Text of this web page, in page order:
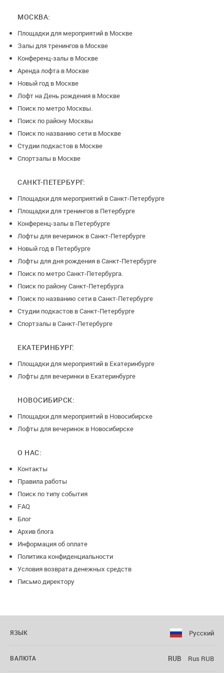
предоплата не возвращается.
МОСКВА:
Площадки для мероприятий в Москве
Залы для тренингов в Москве
Конференц-залы в Москве
Аренда лофта в Москве
Новый год в Москве
Лофт на День рождения в Москве
Поиск по метро Москвы.
Поиск по району Москвы
Поиск по названию сети в Москве
Студии подкастов в Москве
Спортзалы в Москве
САНКТ-ПЕТЕРБУРГ:
Площадки для мероприятий в Санкт-Петербурге
Площадки для тренингов в Петербурге
Конференц-залы в Петербурге
Лофты для вечеринок в Санкт-Петербурге
Новый год в Петербурге
Лофты для дня рождения в Санкт-Петербурге
Поиск по метро Санкт-Петербурга.
Поиск по району Санкт-Петербурга
Поиск по названию сети в Санкт-Петербурге
Студии подкастов в Санкт-Петербурге
Спортзалы в Санкт-Петербурге
ЕКАТЕРИНБУРГ:
Площадки для мероприятий в Екатеринбурге
Лофты для вечеринки в Екатеринбурге
НОВОСИБИРСК:
Площадки для мероприятий в Новосибирске
Лофты для вечеринок в Новосибирске
О НАС:
Контакты
Правила работы
Поиск по типу события
FAQ
Блог
Архив блога
Информация об оплате
Политика конфиденциальности
Условия возврата денежных средств
Письмо директору
ЯЗЫК Русский
ВАЛЮТА RUB Rus RUB